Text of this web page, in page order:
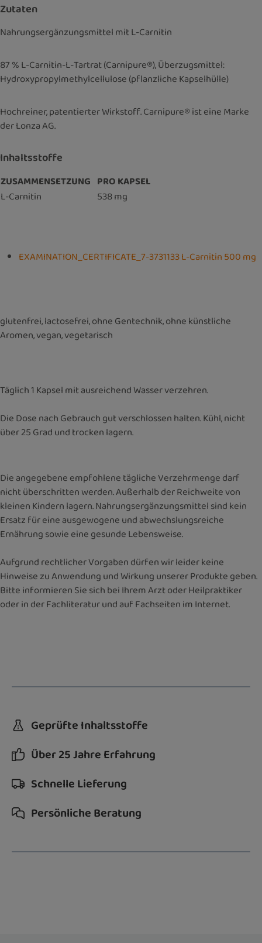
Zutaten
Nahrungsergänzungsmittel mit L-Carnitin
87 % L-Carnitin-L-Tartrat (Carnipure®), Überzugsmittel:
Hydroxypropylmethylcellulose (pflanzliche Kapselhülle)
Hochreiner, patentierter Wirkstoff. Carnipure® ist eine Marke
der Lonza AG.
Inhaltsstoffe
ZUSAMMENSETZUNG PRO KAPSEL
L-Carnitin
538 mg
EXAMINATION_CERTIFICATE_7-3731133 L-Carnitin 500 mg
glutenfrei, lactosefrei, ohne Gentechnik, ohne künstliche
Aromen, vegan, vegetarisch
Täglich 1 Kapsel mit ausreichend Wasser verzehren.
Die Dose nach Gebrauch gut verschlossen halten. Kühl, nicht
über 25 Grad und trocken lagern.
Die angegebene empfohlene tägliche Verzehrmenge darf
nicht überschritten werden. Außerhalb der Reichweite von
kleinen Kindern lagern. Nahrungsergänzungsmittel sind kein
Ersatz für eine ausgewogene und abwechslungsreiche
Ernährung sowie eine gesunde Lebensweise.
Aufgrund rechtlicher Vorgaben dürfen wir leider keine
Hinweise zu Anwendung und Wirkung unserer Produkte geben.
Bitte informieren Sie sich bei Ihrem Arzt oder Heilpraktiker
oder in der Fachliteratur und auf Fachseiten im Internet.
Geprüfte Inhaltsstoffe
Über 25 Jahre Erfahrung
Schnelle Lieferung
Persönliche Beratung